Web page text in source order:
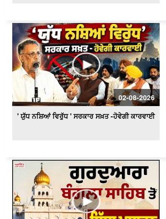
02-08-2026
' ਯੁੱਧ ਨਸ਼ਿਆਂ ਵਿਰੁੱਧ ' ਸਰਕਾਰ ਸਖ਼ਤ -ਹੋਵੇਗੀ ਕਾਰਵਾਈ